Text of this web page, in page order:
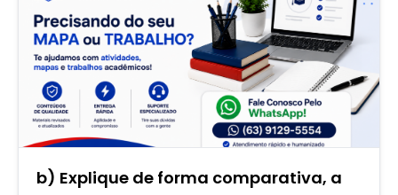
b) Explique de forma comparativa, a